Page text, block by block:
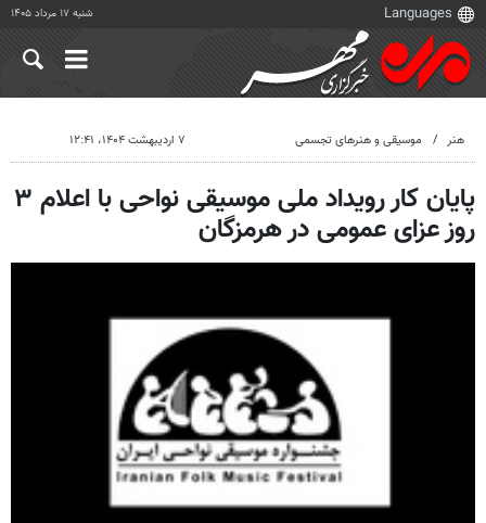
شنبه ۱۷ مرداد ۱۴۰۵
هنر موسیقی و هنرهای تجسمی ۷ اردیبهشت ۱۴۰۴، ۱۲:۴۱
پایان کار رویداد ملی موسیقی نواحی با اعلام ۳
روز عزای عمومی در هرمزگان